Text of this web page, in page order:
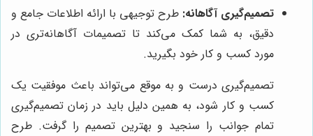
تصمیم‌گیری آگاهانه: طرح توجیهی با ارائه اطلاعات جامع و
دقیق، به شما کمک می‌کند تا تصمیمات آگاهانه‌تری در
مورد کسب و کار خود بگیرید.
تصمیم‌گیری درست و به موقع می‌تواند باعث موفقیت یک
کسب و کار شود، به همین دلیل باید در زمان تصمیم‌گیری
تمام جوانب را سنجید و بهترین تصمیم را گرفت. طرح